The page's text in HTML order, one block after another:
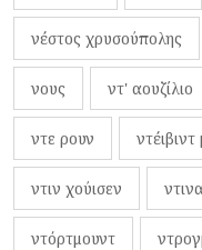
νέστος χρυσούπολης
νους ντ' αουζίλιο
ντε ρουν
ντιν χούισεν
ντόρτμουντ